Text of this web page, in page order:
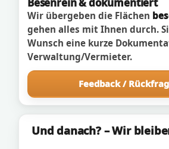
Wir übergeben die Flächen
gehen alles mit Ihnen durch.
Wunsch eine kurze
Verwaltung/Vermieter.
Feedback /
Und danach? – Wir